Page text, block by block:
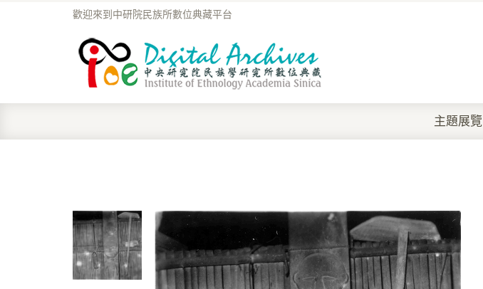
歡迎來到中研院民族所數位典藏平台
主題展覽